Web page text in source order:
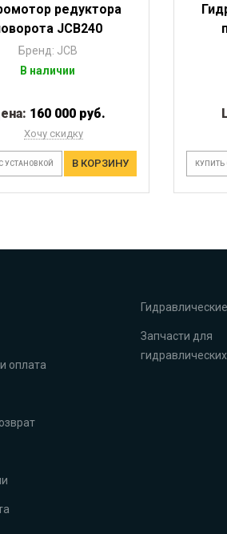
редуктора
JCB240
Бренд: JCB
В наличии
160 000 руб.
Хочу скидку
УСТАНОВКОЙ В КОРЗИНУ КУПИТЬ
оплата
Запчасти для